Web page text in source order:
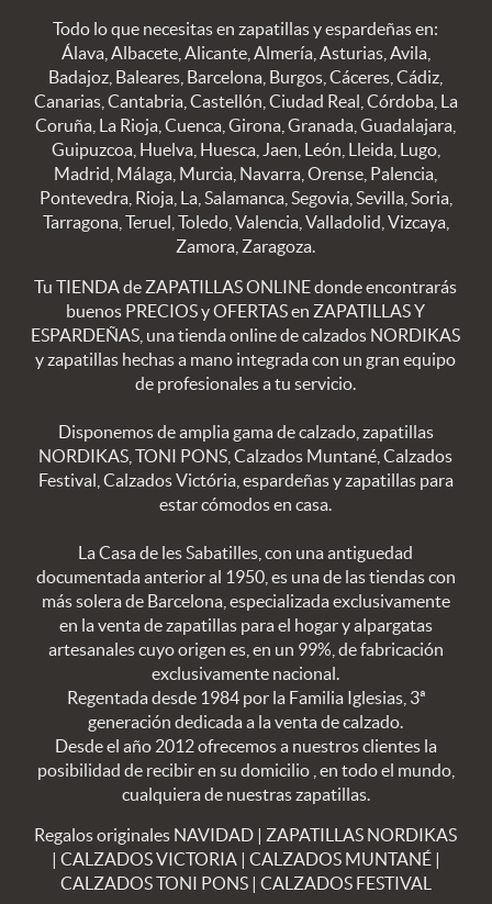
Todo lo que necesitas en zapatillas y espardeñas en:
Álava, Albacete, Alicante, Almería, Asturias, Avila,
Badajoz, Baleares, Barcelona, Burgos, Cáceres, Cádiz,
Canarias, Cantabria, Castellón, Ciudad Real, Córdoba, La
Coruña, La Rioja, Cuenca, Girona, Granada, Guadalajara,
Guipuzcoa, Huelva, Huesca, Jaen, León, Lleida, Lugo,
Madrid, Málaga, Murcia, Navarra, Orense, Palencia,
Pontevedra, Rioja, La, Salamanca, Segovia, Sevilla, Soria,
Tarragona, Teruel, Toledo, Valencia, Valladolid, Vizcaya,
Zamora, Zaragoza.
Tu TIENDA de ZAPATILLAS ONLINE donde encontrarás
buenos PRECIOS y OFERTAS en ZAPATILLAS Y
ESPARDEÑAS, una tienda online de calzados NORDIKAS
y zapatillas hechas a mano integrada con un gran equipo
de profesionales a tu servicio.
Disponemos de amplia gama de calzado, zapatillas
NORDIKAS, TONI PONS, Calzados Muntané, Calzados
Festival, Calzados Victória, espardeñas y zapatillas para
estar cómodos en casa.
La Casa de les Sabatilles, con una antiguedad
documentada anterior al 1950, es una de las tiendas con
más solera de Barcelona, especializada exclusivamente
en la venta de zapatillas para el hogar y alpargatas
artesanales cuyo origen es, en un 99%, de fabricación
exclusivamente nacional.
Regentada desde 1984 por la Familia Iglesias, 3ª
generación dedicada a la venta de calzado.
Desde el año 2012 ofrecemos a nuestros clientes la
posibilidad de recibir en su domicilio , en todo el mundo,
cualquiera de nuestras zapatillas.
Regalos originales NAVIDAD | ZAPATILLAS NORDIKAS
| CALZADOS VICTORIA| CALZADOS MUNTANÉ|
CALZADOS TONI PONS| CALZADOS FESTIVAL